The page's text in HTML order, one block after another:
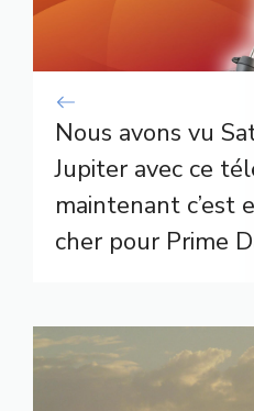
Nous avons vu
Jupiter avec ce
maintenant c’est
cher pour Prime